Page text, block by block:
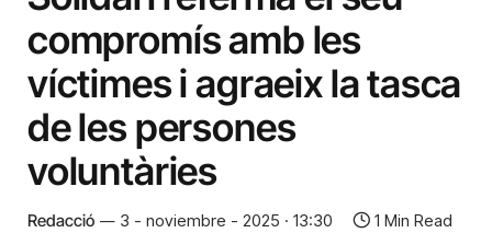
compromís amb les
víctimes i agraeix la tasca
de les persones
voluntàries
Redacció 3 - noviembre - 2025 · 13:30 1 Min Read